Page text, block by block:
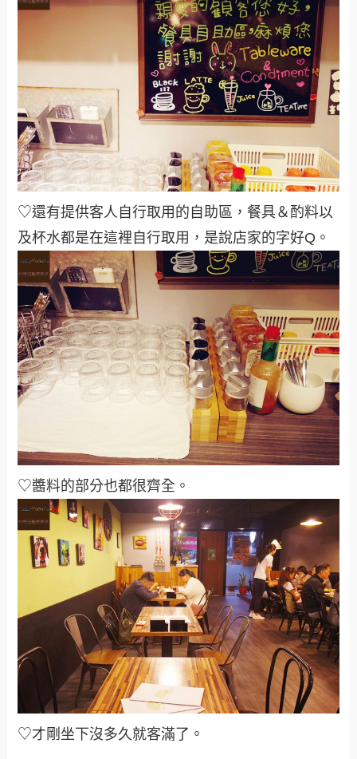
♡還有提供客人自行取用的自助區，餐具＆酌料以
及杯水都是在這裡自行取用，是說店家的字好Q 。
♡醬料的部分也都很齊全 。
♡才剛坐下沒多久就客滿了 。